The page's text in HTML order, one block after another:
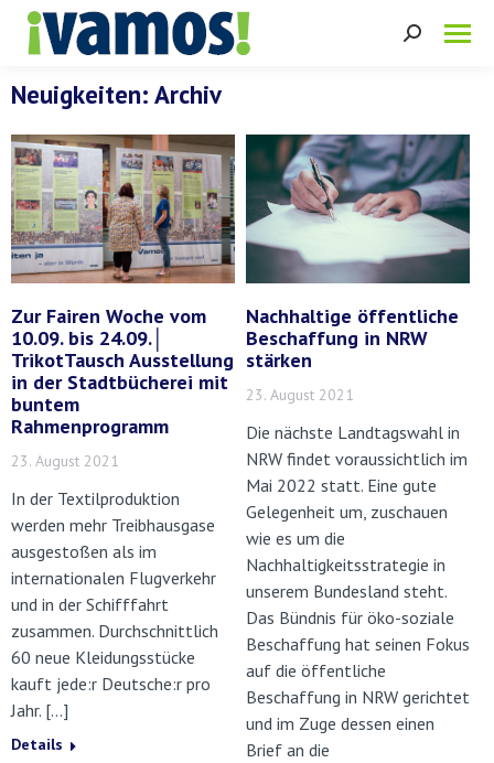
Search:
Neuigkeiten: Archiv
Zur Fairen Woche vom
10.09. bis 24.09.│
TrikotTausch Ausstellung
in der Stadtbücherei mit
buntem
Rahmenprogramm
23. August 2021
In der Textilproduktion
werden mehr Treibhausgase
ausgestoßen als im
internationalen Flugverkehr
und in der Schifffahrt
zusammen. Durchschnittlich
60 neue Kleidungsstücke
kauft jede:r Deutsche:r pro
Jahr. […]
Details
Nachhaltige öffentliche
Beschaffung in NRW
stärken
23. August 2021
Die nächste Landtagswahl in
NRW findet voraussichtlich im
Mai 2022 statt. Eine gute
Gelegenheit um, zuschauen
wie es um die
Nachhaltigkeitsstrategie in
unserem Bundesland steht.
Das Bündnis für öko-soziale
Beschaffung hat seinen Fokus
auf die öffentliche
Beschaffung in NRW gerichtet
und im Zuge dessen einen
Brief an die